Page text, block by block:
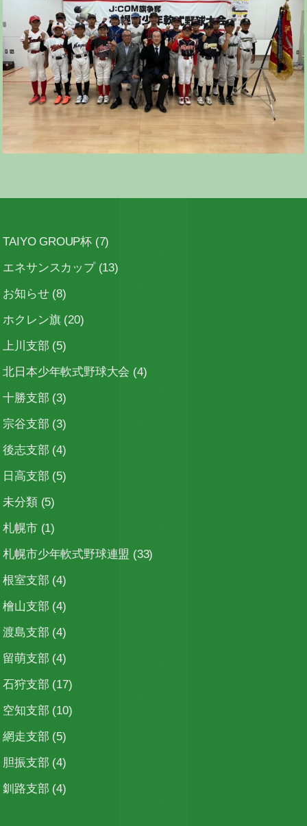
TAIYO GROUP杯 (7)
エネサンスカップ(13)
お知らせ(8)
ホクレン旗(20)
上川支部 (5)
北日本少年軟式野球大会 (4)
十勝支部 (3)
宗谷支部 (3)
後志支部 (4)
日高支部 (5)
未分類(5)
札幌市(1)
札幌市少年軟式野球連盟 (33)
根室支部 (4)
檜山支部 (4)
渡島支部 (4)
留萌支部 (4)
石狩支部 (17)
空知支部 (10)
網走支部 (5)
胆振支部 (4)
釧路支部 (4)